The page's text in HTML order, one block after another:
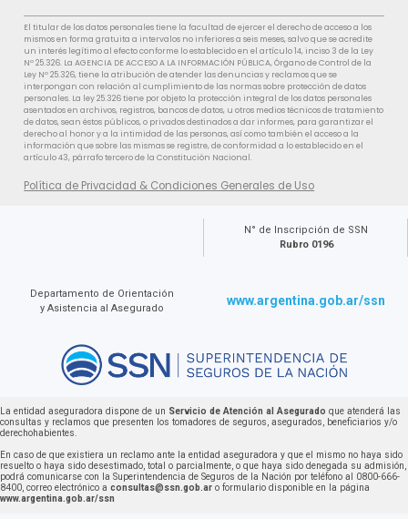
El titular de los datos personales tiene la facultad de ejercer el derecho de acceso a los
mismos en forma gratuita a intervalos no inferiores a seis meses, salvo que se acredite
un interés legítimo al efecto conforme lo establecido en el artículo 14, inciso 3 de la Ley
Nº 25.326. La AGENCIA DE ACCESO A LA INFORMACIÓN PÚBLICA, Órgano de Control de la
Ley Nº 25.326, tiene la atribución de atender las denuncias y reclamos que se
interpongan con relación al cumplimiento de las normas sobre protección de datos
personales. La ley 25.326 tiene por objeto la protección integral de los datos personales
asentados en archivos, registros, bancos de datos, u otros medios técnicos de tratamiento
de datos, sean éstos públicos, o privados destinados a dar informes, para garantizar el
derecho al honor y a la intimidad de las personas, así como también el acceso a la
información que sobre las mismas se registre, de conformidad a lo establecido en el
artículo 43, párrafo tercero de la Constitución Nacional.
Política de Privacidad & Condiciones Generales de Uso
N° de Inscripción de SSN
Rubro 0196
Departamento de Orientación
y Asistencia al Asegurado
www.argentina.gob.ar/ssn
La entidad aseguradora dispone de un Servicio de Atención al Asegurado que atenderá las
consultas y reclamos que presenten los tomadores de seguros, asegurados, beneficiarios y/o
derechohabientes.
En caso de que existiera un reclamo ante la entidad aseguradora y que el mismo no haya sido
resuelto o haya sido desestimado, total o parcialmente, o que haya sido denegada su admisión,
podrá comunicarse con la Superintendencia de Seguros de la Nación por teléfono al 0800-666-
8400, correo electrónico a consultas@ssn.gob.ar o formulario disponible en la página
www.argentina.gob.ar/ssn